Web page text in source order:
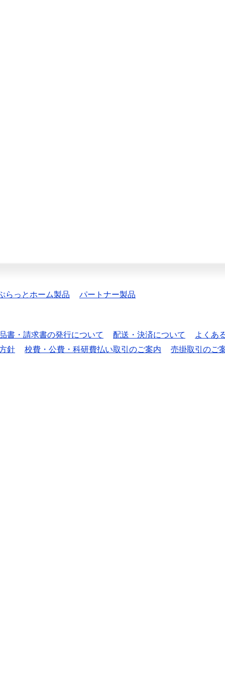
らっとホーム製品 パートナー製品
書・請求書の発行について 配送・決済について
よくあ
針
校費・公費・科研費払い取引のご案内 売掛取引のご